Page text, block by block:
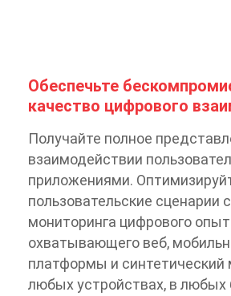
Обеспечьте
качество цифрового
Получайте полное
взаимодействии
приложениями.
пользовательские сценарии
мониторинга цифрового
охватывающего веб,
платформы и синтетический
любых устройствах, в любых